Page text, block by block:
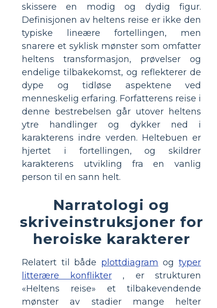
skissere en modig og dydig figur.
Definisjonen av heltens reise er ikke den
typiske lineære fortellingen, men
snarere et syklisk mønster som omfatter
heltens transformasjon, prøvelser og
endelige tilbakekomst, og reflekterer de
dype og tidløse aspektene ved
menneskelig erfaring. Forfatterens reise i
denne bestrebelsen går utover heltens
ytre handlinger og dykker ned i
karakterens indre verden. Heltebuen er
hjertet i fortellingen, og skildrer
karakterens utvikling fra en vanlig
person til en sann helt.
Narratologi og
skriveinstruksjoner for
heroiske karakterer
Relatert til både plottdiagram ogtyper
litterære konflikter, er strukturen
«Heltens reise» et tilbakevendende
mønster av stadier mange helter